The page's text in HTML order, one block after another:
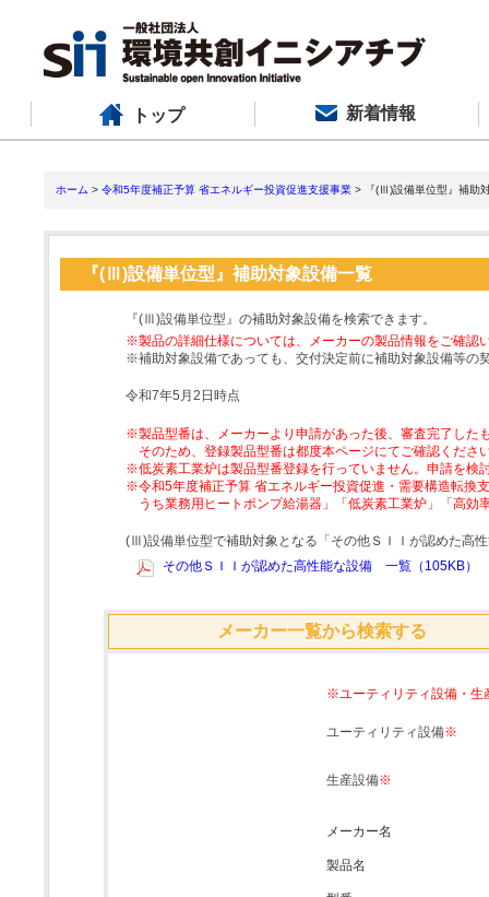
トップ 新着情報
ホーム > 令和5年度補正予算 省エネルギー投資促進支援事業 > 『(Ⅲ)設備単位型』補助
『(Ⅲ)設備単位型』補助対象設備一覧
『(Ⅲ)設備単位型』の補助対象設備を検索できます。
※製品の詳細仕様については、メーカーの製品情報をご確認
※補助対象設備であっても、交付決定前に補助対象設備等の
令和7年5月2日時点
※製品型番は、メーカーより申請があった後、審査完了した
そのため、登録製品型番は都度本ページにてご確認くださ
※低炭素工業炉は製品型番登録を行っていません。申請を検
※令和5年度補正予算 省エネルギー投資促進・需要構造転換
うち業務用ヒートポンプ給湯器」「低炭素工業炉」「高
(Ⅲ)設備単位型で補助対象となる「その他ＳＩＩが認めた高
その他ＳＩＩが認めた高性能な設備 一覧（105KB）
メーカー一覧から検索する
※ユーティリティ設備・生
ユーティリティ設備※
生産設備※
メーカー名
製品名